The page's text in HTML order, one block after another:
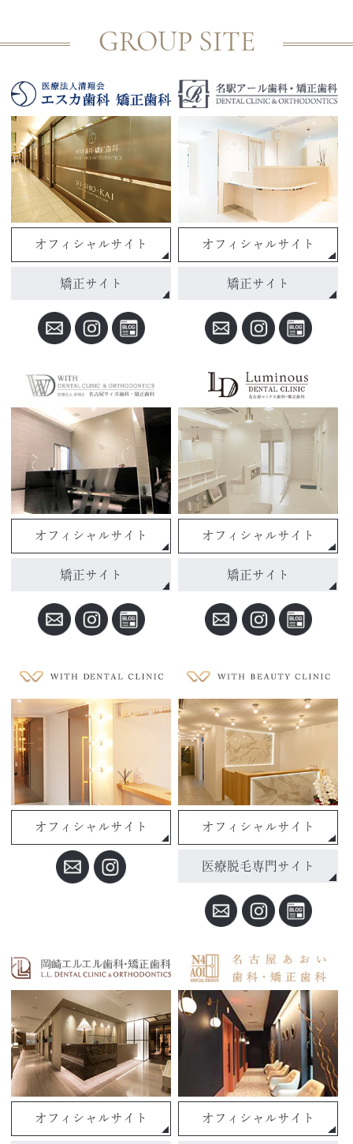
GROUP SITE
オフィシャルサイト
矯正サイト
オフィシャルサイト
矯正サイト
オフィシャルサイト
矯正サイト
オフィシャルサイト
矯正サイト
オフィシャルサイト オフィシャルサイト
医療脱毛専門サイト
オフィシャルサイト オフィシャルサイト